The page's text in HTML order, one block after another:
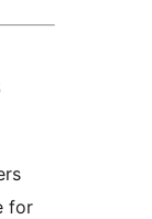
for